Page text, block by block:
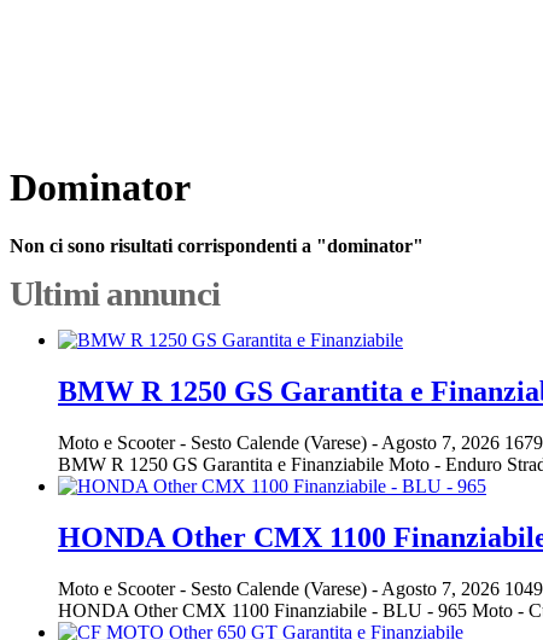
Dominator
Non ci sono risultati corrispondenti a "dominator"
Ultimi annunci
BMW R 1250 GS Garantita e
Moto e Scooter- Sesto Calende (Varese) - Agosto 7, 2026
BMW R 1250 GS Garantita e Finanziabile Moto - Enduro
HONDA Other CMX 1100
Moto e Scooter- Sesto Calende (Varese) - Agosto 7, 2026
HONDA Other CMX 1100 Finanziabile - BLU - 965 Moto -